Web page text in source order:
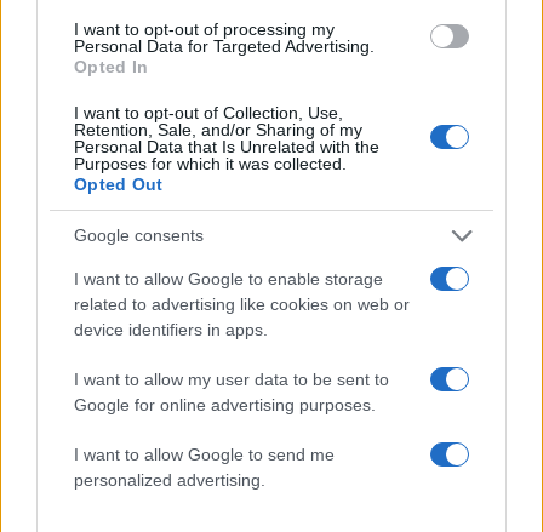
I want to opt-out of processing my
Personal Data for Targeted Advertising.
Opted In
I want to opt-out of Collection, Use,
Retention, Sale, and/or Sharing of my
Personal Data that Is Unrelated with the
Purposes for which it was collected.
Opted Out
Google consents
I want to allow Google to enable storage
related to advertising like cookies on web or
device identifiers in apps.
I want to allow my user data to be sent to
Google for online advertising purposes.
I want to allow Google to send me
personalized advertising.
Πιο σχολιασμένα
Βγήκαν ξανά τα μαχαίρια στην Ελπίδα
Γρατσία και Γαλανός μετέτρεψαν το
κίνημα σε φοβικό αρχηγικό κόμμα»
Απίστευτο κι όμως αληθινό -
Aναστέλλονται τα τακτικά ραντεβού του
αγγειοχειρουργού του νοσοκομείου
Χανίων επειδή κλάπηκε το μηχανάκι του
Στην Κρήτη ο Κυριάκος Μητσοτάκης,
συνεχίζει τις ολιγοήμερες διακοπές του –
Πού βρέθηκε το Σάββατο
ΕΛΑΣ: Ο Αλέξης Δέδες ο πρώτος
υποψήφιος βουλευτής του κόμματος –
Από τα διοικητικά της ΑΕΚ στην πολιτική
Σούπερ μάρκετ: Νέες μειώσεις τιμών –
916 προϊόντα στην εθνική πρωτοβουλία,